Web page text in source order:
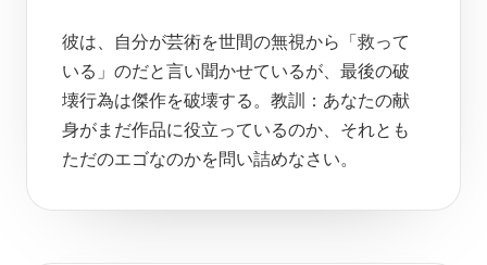
彼は、自分が芸術を世間の無視から「救って
いる」のだと言い聞かせているが、最後の破
壊行為は傑作を破壊する。教訓：あなたの献
身がまだ作品に役立っているのか、それとも
ただのエゴなのかを問い詰めなさい。